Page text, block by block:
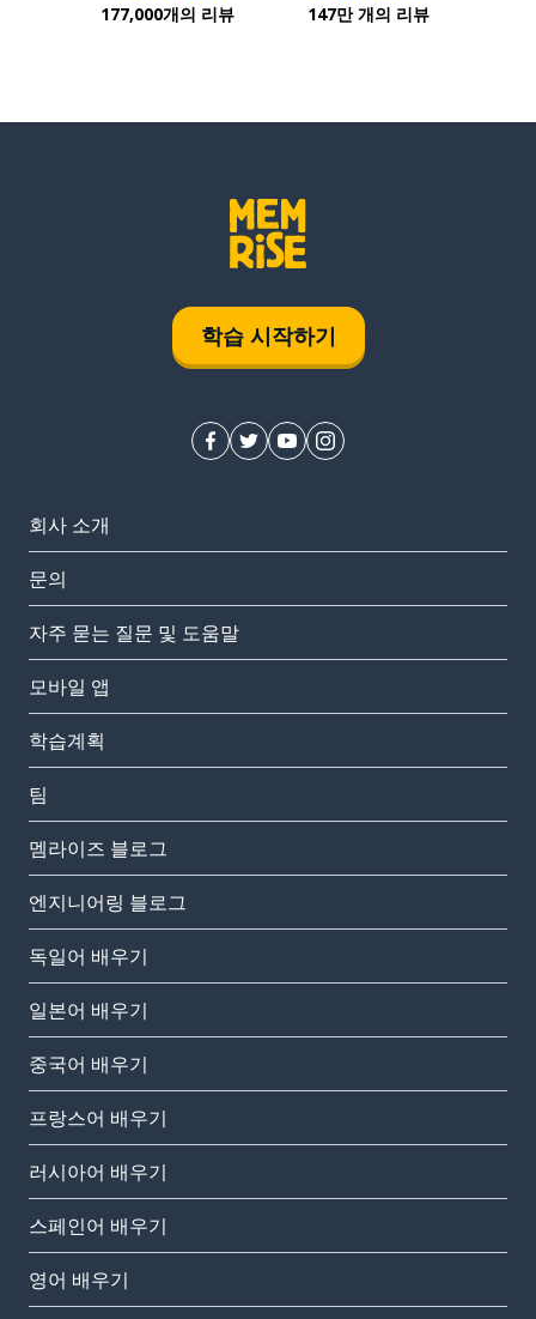
177,000개의 리뷰 147만 개의 리뷰
학습 시작하기
회사 소개
문의
자주 묻는 질문 및 도움말
모바일 앱
학습계획
팀
멤라이즈 블로그
엔지니어링 블로그
독일어 배우기
일본어 배우기
중국어 배우기
프랑스어 배우기
러시아어 배우기
스페인어 배우기
영어 배우기